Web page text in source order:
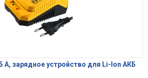
А, зарядное устройство для Li-Ion АКБ